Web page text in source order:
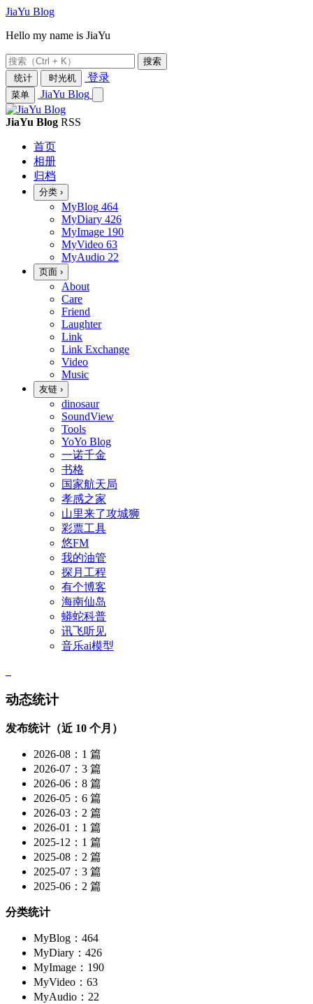
JiaYu Blog
Hello my name is JiaYu
搜索
统计
时光机 登录
菜单 JiaYu Blog
JiaYu Blog RSS
首页
相册
归档
分类 ›
MyBlog 464
MyDiary 426
MyImage 190
MyVideo 63
MyAudio 22
页面 ›
About
Care
Friend
Laughter
Link
Link Exchange
Video
Music
友链 ›
dinosaur
SoundView
Tools
YoYo Blog
一诺千金
书格
国家航天局
孝感之家
山里来了攻城狮
彩票工具
悠FM
我的油管
探月工程
有个博客
海南仙岛
蟒蛇科普
讯飞听见
音乐ai模型
动态统计
发布统计（近 10 个月）
2026-08：1 篇
2026-07：3 篇
2026-06：8 篇
2026-05：6 篇
2026-03：2 篇
2026-01：1 篇
2025-12：1 篇
2025-08：2 篇
2025-07：3 篇
2025-06：2 篇
分类统计
MyBlog：464
MyDiary：426
MyImage：190
MyVideo：63
MyAudio：22